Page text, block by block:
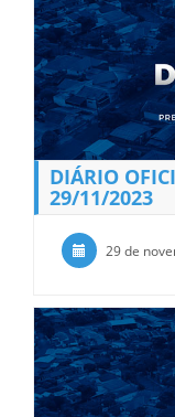
DIÁRIO
29/11/2023
29 de